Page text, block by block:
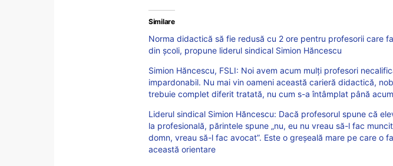
Similare
Norma didactică să fie redusă cu 2 ore pentru profesorii care
din școli, propune liderul sindical Simion Hăncescu
Simion Hăncescu, FSLI: Noi avem acum mulți profesori
impardonabil. Nu mai vin oameni această carieră didactică,
trebuie complet diferit tratată, nu cum s-a întâmplat până acum
Liderul sindical Simion Hăncescu: Dacă profesorul spune că
la profesională, părintele spune „nu, eu nu vreau să-l fac
domn, vreau să-l fac avocat”. Este o greşeală mare pe care o
această orientare